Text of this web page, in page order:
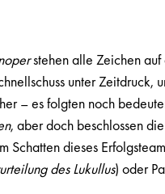
stehen alle Zeichen
unter Zeitdruck,
– es folgten noch
, aber doch beschlossen
dieses
des Lukullus) oder